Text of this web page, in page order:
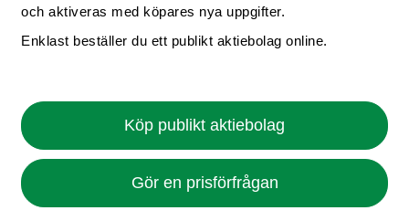
och aktiveras med köpares nya uppgifter.
Enklast beställer du ett publikt aktiebolag online.
Köp publikt aktiebolag
Gör en prisförfrågan